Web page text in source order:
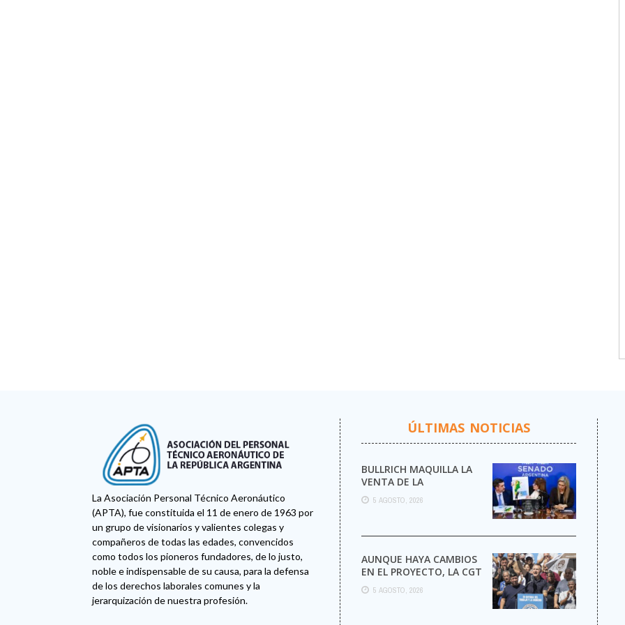
La Asociación Personal Técnico Aeronáutico
(APTA), fue constituida el 11 de enero de 1963 por
un grupo de visionarios y valientes colegas y
compañeros de todas las edades, convencidos
como todos los pioneros fundadores, de lo justo,
noble e indispensable de su causa, para la defensa
de los derechos laborales comunes y la
jerarquización de nuestra profesión.
ÚLTIMAS NOTICIAS
BULLRICH MAQUILLA LA
VENTA DE LA
ARGENTINA
5 AGOSTO, 2026
AUNQUE HAYA CAMBIOS
EN EL PROYECTO, LA CGT
MARCHA AL CONGRESO
CONTRA LA LEY DE ...
5 AGOSTO, 2026